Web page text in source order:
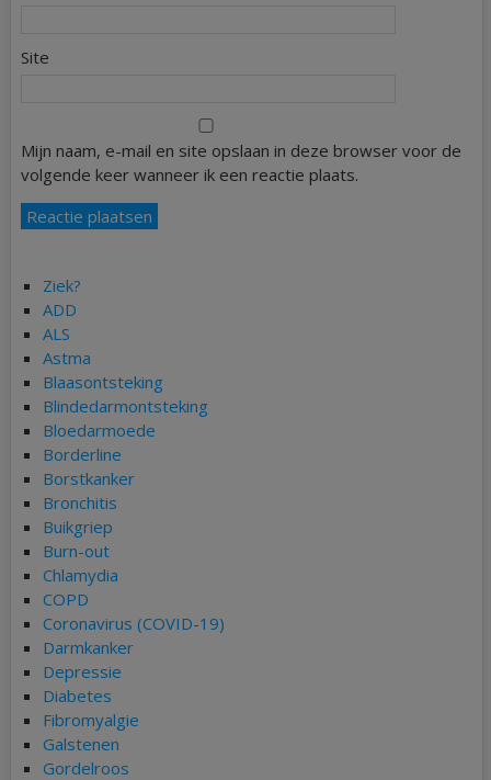
Site
Mijn naam, e-mail en site opslaan in deze browser voor de
volgende keer wanneer ik een reactie plaats.
Ziek?
ADD
ALS
Astma
Blaasontsteking
Blindedarmontsteking
Bloedarmoede
Borderline
Borstkanker
Bronchitis
Buikgriep
Burn-out
Chlamydia
COPD
Coronavirus (COVID-19)
Darmkanker
Depressie
Diabetes
Fibromyalgie
Galstenen
Gordelroos